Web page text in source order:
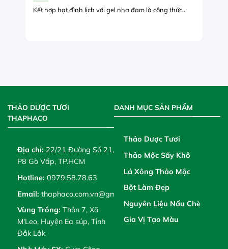
Kết hợp hạt đình lịch với gel nha đam là công thức...
THẢO DƯỢC TƯƠI
THAPHACO
Địa chỉ: 22/21 Đường Số 21,
P8 Gò Vấp, TP.HCM
Hotline: 0979.58.78.63
Email: thaphaco.com.vn@gmail.com
Vùng Trồng: Thôn 7, Xã
M'Leo, Huyện Ea súp, Tỉnh
Đắk Lắk
DANH MỤC SẢN PHẨM
Thảo Dược Tươi
Thảo Mộc Sấy Khô
Lá Xông Thảo Mộc
Bột Làm Đẹp
Nguyên Liệu Nấu Chè
Gia Vị Tạo Màu